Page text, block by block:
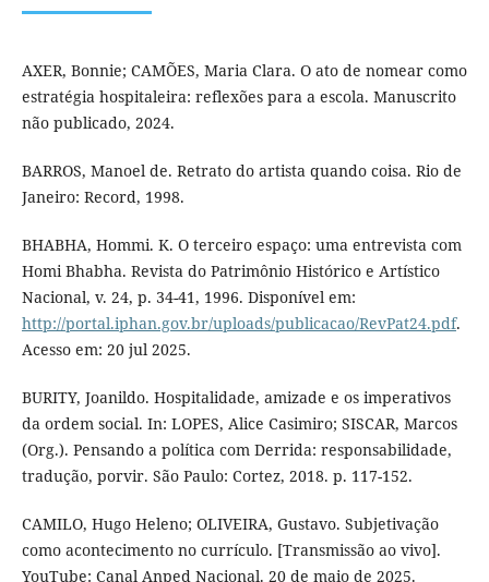
AXER, Bonnie; CAMÕES, Maria Clara. O ato de nomear como
estratégia hospitaleira: reflexões para a escola. Manuscrito
não publicado, 2024.
BARROS, Manoel de. Retrato do artista quando coisa. Rio de
Janeiro: Record, 1998.
BHABHA, Hommi. K. O terceiro espaço: uma entrevista com
Homi Bhabha. Revista do Patrimônio Histórico e Artístico
Nacional, v. 24, p. 34-41, 1996. Disponível em:
http://portal.iphan.gov.br/uploads/publicacao/RevPat24.pdf.
Acesso em: 20 jul 2025.
BURITY, Joanildo. Hospitalidade, amizade e os imperativos
da ordem social. In: LOPES, Alice Casimiro; SISCAR, Marcos
(Org.). Pensando a política com Derrida: responsabilidade,
tradução, porvir. São Paulo: Cortez, 2018. p. 117-152.
CAMILO, Hugo Heleno; OLIVEIRA, Gustavo. Subjetivação
como acontecimento no currículo. [Transmissão ao vivo].
YouTube: Canal Anped Nacional. 20 de maio de 2025.